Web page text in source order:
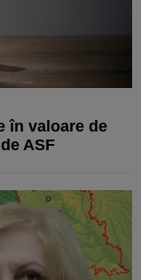
în valoare de
ASF